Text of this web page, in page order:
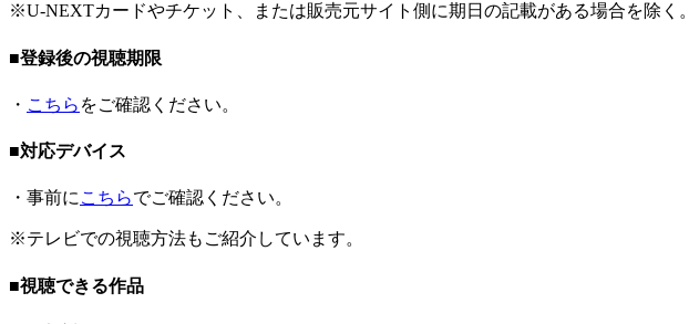
※U-NEXTカードやチケット、または販売元サイト側に期日の記載がある場合を除く。
■登録後の視聴期限
・ こちら をご確認ください。
■対応デバイス
・事前にこちらでご確認ください。
※テレビでの視聴方法もご紹介しています。
■視聴できる作品